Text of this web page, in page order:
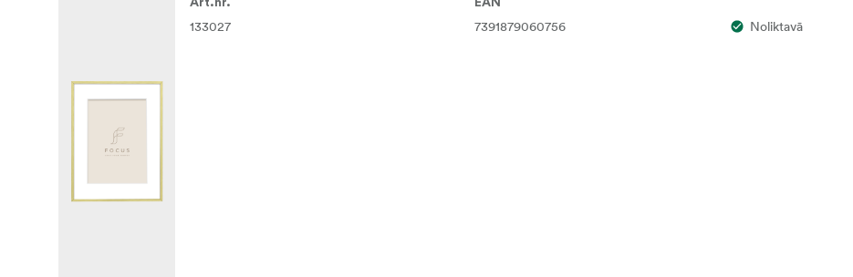
Art.nr.
133027
EAN
7391879060756 Noliktavā